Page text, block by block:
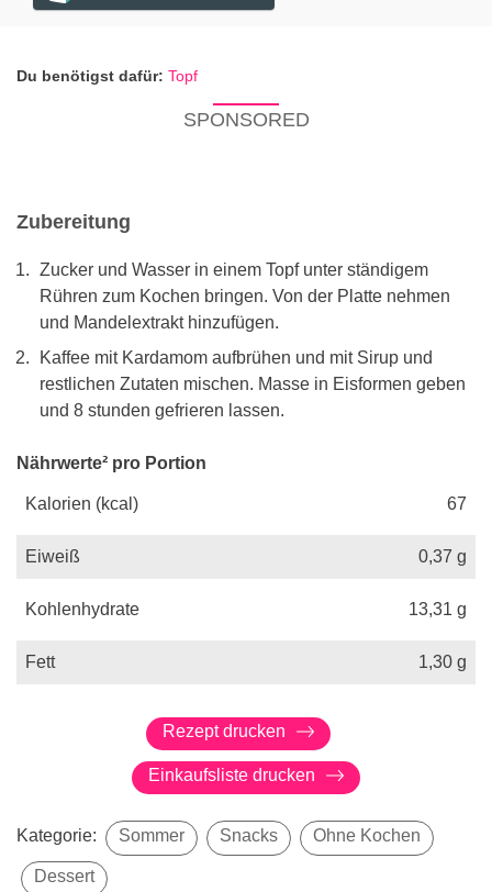
Du benötigst dafür: Topf
SPONSORED
Zubereitung
Zucker und Wasser in einem Topf unter ständigem
Rühren zum Kochen bringen. Von der Platte nehmen
und Mandelextrakt hinzufügen.
Kaffee mit Kardamom aufbrühen und mit Sirup und
restlichen Zutaten mischen. Masse in Eisformen geben
und 8 stunden gefrieren lassen.
Nährwerte² pro Portion
Kalorien (kcal) 67
Eiweiß 0,37 g
Kohlenhydrate 13,31 g
Fett 1,30 g
Rezept drucken
Einkaufsliste drucken
Kategorie: Sommer Snacks Ohne Kochen
Dessert